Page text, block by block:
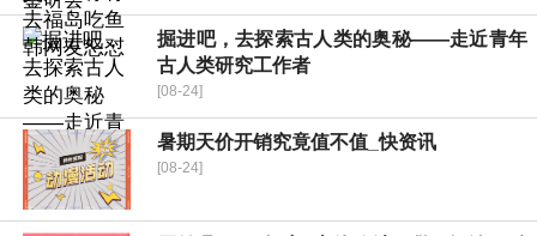
掘进吧，去探索古人类的奥秘——走近青年
古人类研究工作者
[08-24]
暑期天价开销究竟值不值_快资讯
[08-24]